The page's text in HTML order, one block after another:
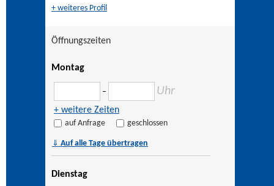
+ weiteres Profil
Öffnungszeiten
Montag
– Uhr
+ weitere Zeiten
auf Anfrage geschlossen
⇓ Auf alle Tage übertragen
Dienstag